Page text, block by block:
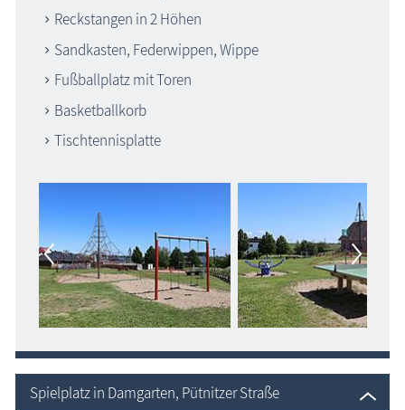
Reckstangen in 2 Höhen
Sandkasten, Federwippen, Wippe
Fußballplatz mit Toren
Basketballkorb
Tischtennisplatte
Spielplatz in Damgarten, Pütnitzer Straße